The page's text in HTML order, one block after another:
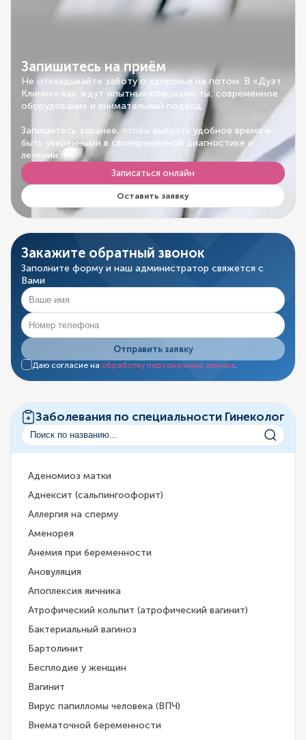
Запишитесь на приём
Не откладывайте заботу о здоровье на потом. В «Дуэт
Клиник» вас ждут опытные специалисты, современное
оборудование и внимательный подход.
Запишитесь заранее, чтобы выбрать удобное время и
быть уверенными в своевременной диагностике и
лечении.
Записаться онлайн
Оставить заявку
Закажите обратный звонок
Заполните форму и наш администратор свяжется с
Вами
Отправить заявку
Даю согласие на обработку персональных данных.
Заболевания по специальности Гинеколог
Аденомиоз матки
Аднексит (сальпингоофорит)
Аллергия на сперму
Аменорея
Анемия при беременности
Ановуляция
Апоплексия яичника
Атрофический кольпит (атрофический вагинит)
Бактериальный вагиноз
Бартолинит
Бесплодие у женщин
Вагинит
Вирус папилломы человека (ВПЧ)
Внематочной беременности